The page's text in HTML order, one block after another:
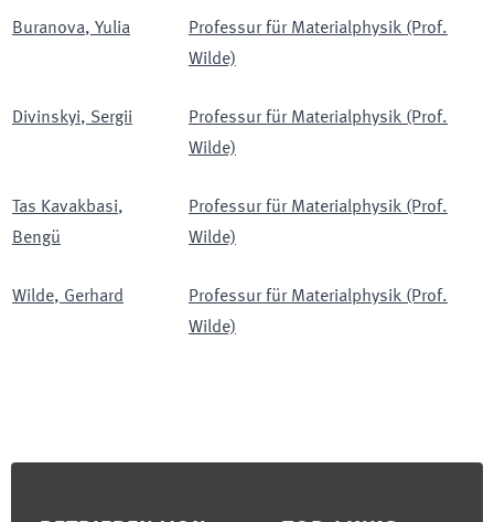
Buranova, Yulia
Professur für Materialphysik (Prof.
Wilde)
Divinskyi, Sergii
Professur für Materialphysik (Prof.
Wilde)
Tas Kavakbasi,
Bengü
Professur für Materialphysik (Prof.
Wilde)
Wilde, Gerhard
Professur für Materialphysik (Prof.
Wilde)